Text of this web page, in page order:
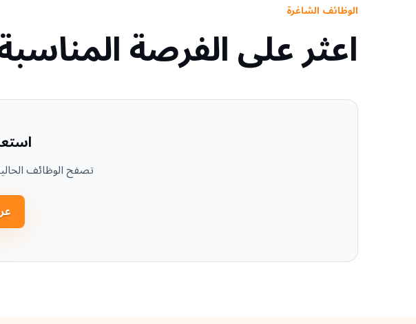
الوظائف الشاغرة
اعثر على الفرصة
تصفح الوظائف